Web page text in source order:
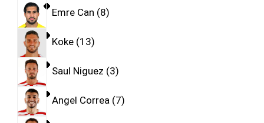
Emre Can 8
Koke 13
Saul Niguez 3
Angel Correa 7